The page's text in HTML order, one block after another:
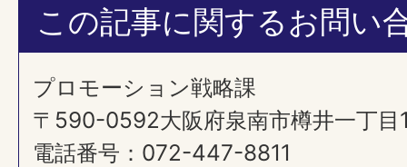
この記事に関するお問い
プロモーション戦略課
〒590-0592大阪府泉南市樽井一丁目
電話番号：072-447-8811